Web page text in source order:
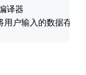
译器
户输入的数据存放